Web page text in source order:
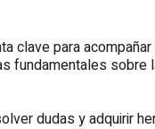
clave para
fundamentales sobre
dudas y adquirir